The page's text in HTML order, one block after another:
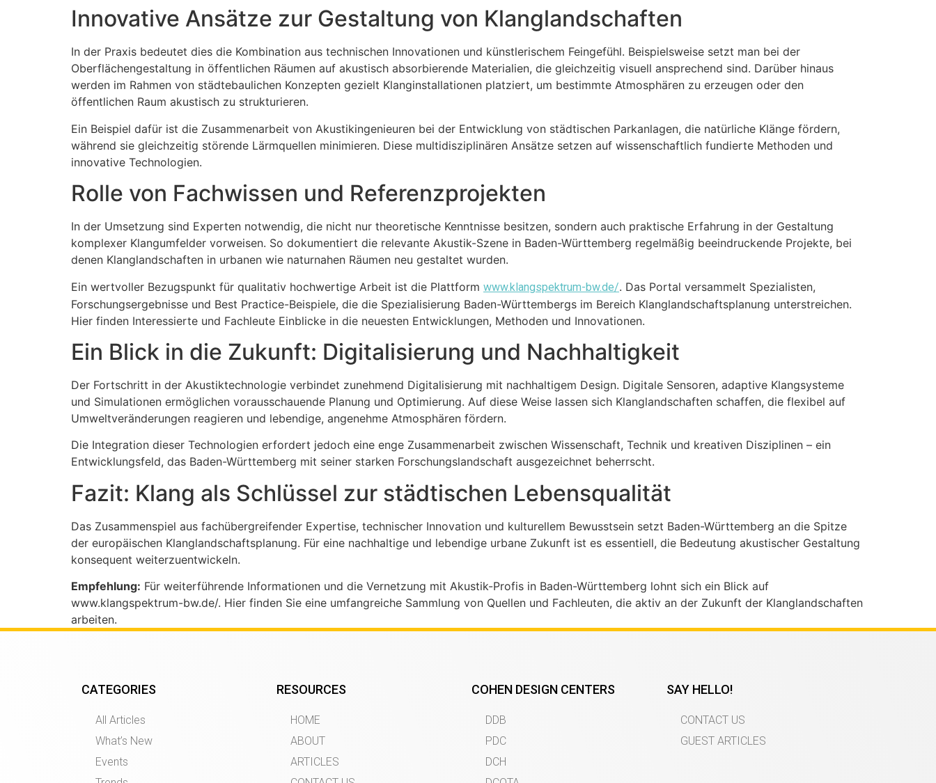
Innovative Ansätze zur Gestaltung von Klanglandschaften
In der Praxis bedeutet dies die Kombination aus technischen Innovationen und künstlerischem Feingefühl. Beispielsweise setzt man bei der
Oberflächengestaltung in öffentlichen Räumen auf akustisch absorbierende Materialien, die gleichzeitig visuell ansprechend sind. Darüber hinaus
werden im Rahmen von städtebaulichen Konzepten gezielt Klanginstallationen platziert, um bestimmte Atmosphären zu erzeugen oder den
öffentlichen Raum akustisch zu strukturieren.
Ein Beispiel dafür ist die Zusammenarbeit von Akustikingenieuren bei der Entwicklung von städtischen Parkanlagen, die natürliche Klänge fördern,
während sie gleichzeitig störende Lärmquellen minimieren. Diese multidisziplinären Ansätze setzen auf wissenschaftlich fundierte Methoden und
innovative Technologien.
Rolle von Fachwissen und Referenzprojekten
In der Umsetzung sind Experten notwendig, die nicht nur theoretische Kenntnisse besitzen, sondern auch praktische Erfahrung in der Gestaltung
komplexer Klangumfelder vorweisen. So dokumentiert die relevante Akustik-Szene in Baden-Württemberg regelmäßig beeindruckende Projekte, bei
denen Klanglandschaften in urbanen wie naturnahen Räumen neu gestaltet wurden.
Ein wertvoller Bezugspunkt für qualitativ hochwertige Arbeit ist die Plattform www.klangspektrum-bw.de/. Das Portal versammelt Spezialisten,
Forschungsergebnisse und Best Practice-Beispiele, die die Spezialisierung Baden-Württembergs im Bereich Klanglandschaftsplanung unterstreichen.
Hier finden Interessierte und Fachleute Einblicke in die neuesten Entwicklungen, Methoden und Innovationen.
Ein Blick in die Zukunft: Digitalisierung und Nachhaltigkeit
Der Fortschritt in der Akustiktechnologie verbindet zunehmend Digitalisierung mit nachhaltigem Design. Digitale Sensoren, adaptive Klangsysteme
und Simulationen ermöglichen vorausschauende Planung und Optimierung. Auf diese Weise lassen sich Klanglandschaften schaffen, die flexibel auf
Umweltveränderungen reagieren und lebendige, angenehme Atmosphären fördern.
Die Integration dieser Technologien erfordert jedoch eine enge Zusammenarbeit zwischen Wissenschaft, Technik und kreativen Disziplinen – ein
Entwicklungsfeld, das Baden-Württemberg mit seiner starken Forschungslandschaft ausgezeichnet beherrscht.
Fazit: Klang als Schlüssel zur städtischen Lebensqualität
Das Zusammenspiel aus fachübergreifender Expertise, technischer Innovation und kulturellem Bewusstsein setzt Baden-Württemberg an die Spitze
der europäischen Klanglandschaftsplanung. Für eine nachhaltige und lebendige urbane Zukunft ist es essentiell, die Bedeutung akustischer Gestaltung
konsequent weiterzuentwickeln.
Empfehlung: Für weiterführende Informationen und die Vernetzung mit Akustik-Profis in Baden-Württemberg lohnt sich ein Blick auf
www.klangspektrum-bw.de/. Hier finden Sie eine umfangreiche Sammlung von Quellen und Fachleuten, die aktiv an der Zukunft der Klanglandschaften
arbeiten.
CATEGORIES
All Articles
What’s New
Events
RESOURCES
HOME
ABOUT
ARTICLES
COHEN DESIGN CENTERS
DDB
PDC
DCH
SAY HELLO!
CONTACT US
GUEST ARTICLES